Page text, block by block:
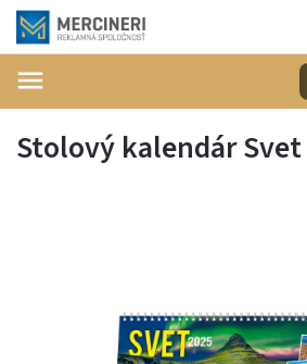
Stolový kalendár Svet